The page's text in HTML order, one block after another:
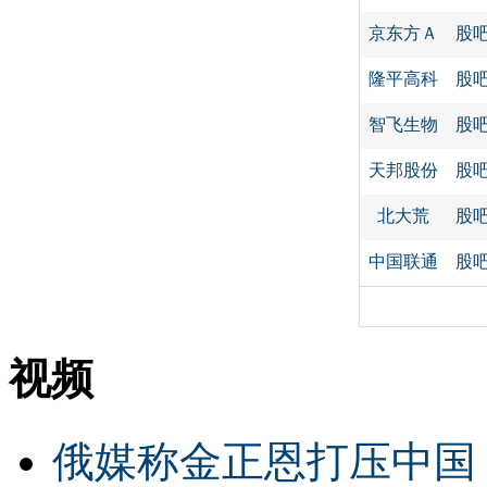
京东方Ａ 股
隆平高科 股
智飞生物 股
天邦股份 股
北大荒 股
中国联通 股
视频
俄媒称金正恩打压中国